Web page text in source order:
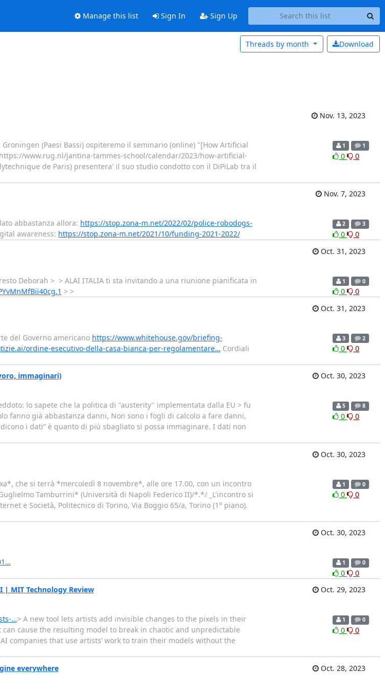
Manage this list Sign In Sign Up
Download
Threads by month
Nov. 13, 2023
(Paesi Bassi) ospiteremo il seminario (online) "[How Artificial
www.rug.nl/jantina-tammes-school/calendar/2023/how-artificial-
de Paris) presentera' il suo studio condotto con il DiPiLab tra il
1 1
0 0
Nov. 7, 2023
abbastanza allora: https://stop.zona-m.net/2022/02/police-robodogs-
awareness: https://stop.zona-m.net/2021/10/funding-2021-2022/
2 3
0
0
Oct. 31, 2023
Deborah > > ALAI ITALIA ti sta invitando a una riunione pianificata in
> >
1 0
0
0
Oct. 31, 2023
del Governo americano https://www.whitehouse.gov/briefing-
ordine-esecutivo-della-casa-bianca-per-regolamentare… Cordiali
3 2
0 0
immaginari)
Oct. 30, 2023
lo sapete che la politica di "austerity" implementata dalla EU > fu
fanno già abbastanza danni, Non sono i fogli di calcolo a fare danni,
i dati” è quanto di più sbagliato si possa immaginare. I dati non
5 8
0 0
Oct. 30, 2023
che si terrà *mercoledì 8 novembre*, alle ore 17.00, con un incontro
Tamburrini* (Università di Napoli Federico II)/*.*/ _L'incontro si
e Società, Politecnico di Torino, Via Boggio 65/a, Torino (1° piano).
1 0
0 0
Oct. 30, 2023
1 0
0
0
MIT Technology Review
Oct. 29, 2023
…> A new tool lets artists add invisible changes to the pixels in their
cause the resulting model to break in chaotic and unpredictable
companies that use artists’ work to train their models without the
1 0
0 0
everywhere
Oct. 28, 2023